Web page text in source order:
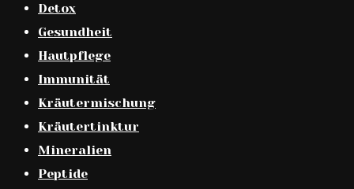
Detox
Gesundheit
Hautpflege
Immunität
Kräutermischung
Kräutertinktur
Mineralien
Peptide